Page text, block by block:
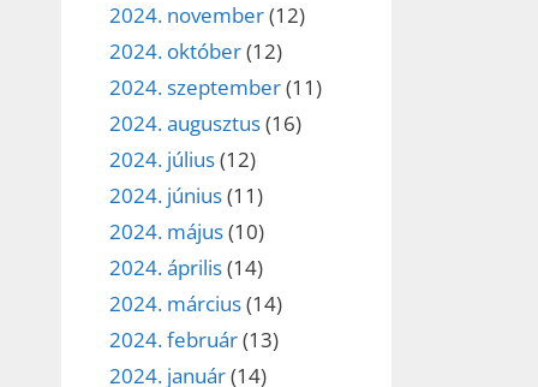
2024. november(12)
2024. október(12)
2024. szeptember(11)
2024. augusztus(16)
2024. július(12)
2024. június(11)
2024. május(10)
2024. április(14)
2024. március(14)
2024. február(13)
2024. január(14)